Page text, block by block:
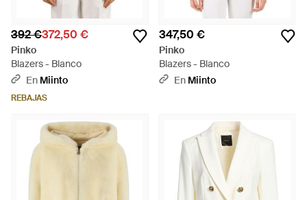
392 €372,50 €
Pinko
Blazers - Blanco
En Miinto
REBAJAS
347,50 €
Pinko
Blazers - Blanco
En Miinto